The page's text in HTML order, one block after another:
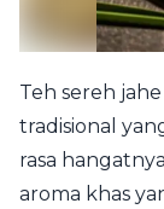
Teh sereh
tradisional
rasa
aroma khas